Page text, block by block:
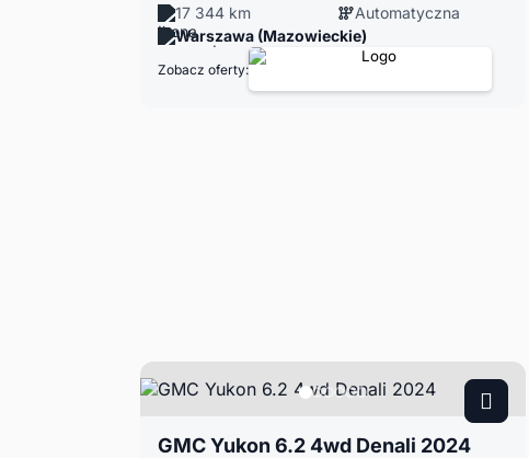
17 344 km
Automatyczna
Warszawa (Mazowieckie)
Zobacz oferty:
GMC Yukon 6.2 4wd Denali 2024